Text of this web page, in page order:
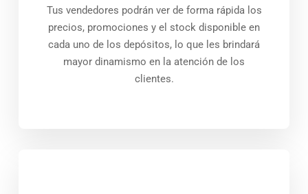
Tus vendedores podrán ver de forma rápida los
precios, promociones y el stock disponible en
cada uno de los depósitos, lo que les brindará
mayor dinamismo en la atención de los
clientes.